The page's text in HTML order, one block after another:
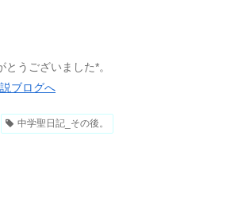
うございました*。
中学聖日記_その後。